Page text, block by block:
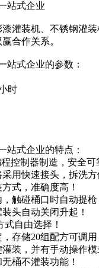
站式企业
灌装机、不锈钢灌装
合作关系。
站式企业的参数：
时
站式企业的特点：
控制器制造，安全可
用快速接头，拆洗方
式，准确度高！
触碰桶口时自动提枪
头自动关闭升起！
自由选择！
存储20组配方可调用
装，并有手动操作
桶不灌装功能！